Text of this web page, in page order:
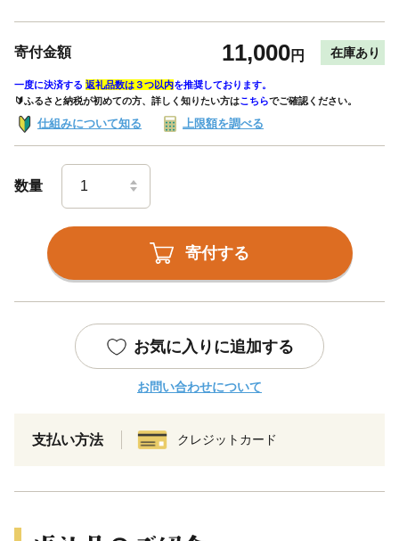
寄付金額 11,000円 在庫あり
一度に決済する 返礼品数は３つ以内を推奨しております。
🔰ふるさと納税が初めての方、詳しく知りたい方はこちらでご確認ください。
仕組みについて知る 上限額を調べる
数量
寄付する
お気に入りに追加する
お問い合わせについて
支払い方法 クレジットカード